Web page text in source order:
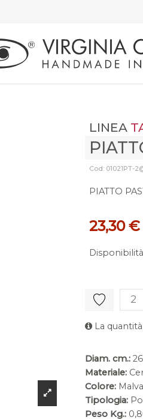
LINEA
Cod: 01021PT-
PIATTO
23,30 €
Disponibilità
La
Diam. cm.: 26
Materiale:
Colore: Malva
Tipologia:
Peso Kg.: